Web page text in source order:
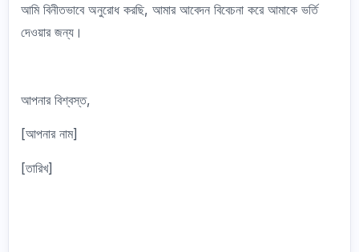
আমি বিনীতভাবে অনুরোধ করছি, আমার আবেদন বিবেচনা করে আমাকে ভর্তি
দেওয়ার জন্য।
আপনার বিশ্বস্ত,
[আপনার নাম]
[তারিখ]